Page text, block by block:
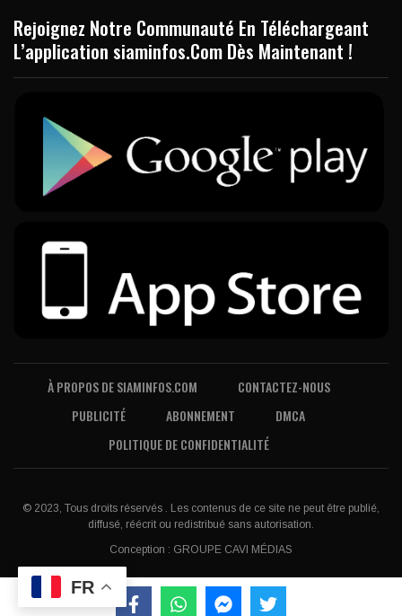
Rejoignez Notre Communauté En Téléchargeant
L’application siaminfos.Com Dès Maintenant !
À PROPOS DE SIAMINFOS.COM
CONTACTEZ-NOUS
PUBLICITÉ
ABONNEMENT
DMCA
POLITIQUE DE CONFIDENTIALITÉ
© 2023, Tous droits réservés . Les contenus de ce site ne peut être publié,
diffusé, réécrit ou redistribué sans autorisation.
Conception : GROUPE CAVI MÉDIAS
FR